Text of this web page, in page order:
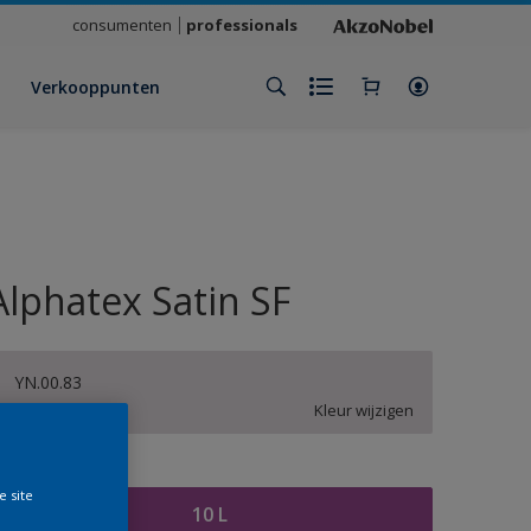
consumenten professionals
Verkooppunten
Satin SF
YN.00.83
Kleur wijzigen
10 L
site